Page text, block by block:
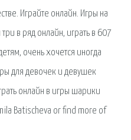
Играйте онлайн. Игры на
в ряд онлайн, играть в 607
очень хочется иногда
для девочек и девушек
онлайн в игры шарики
Batischeva or find more of